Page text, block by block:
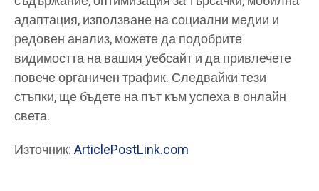
адаптация, използване на социални медии и
редовен анализ, можете да подобрите
видимостта на вашия уебсайт и да привлечете
повече органичен трафик. Следвайки тези
стъпки, ще бъдете на път към успеха в онлайн
света.
Източник:ArticlePostLink.com